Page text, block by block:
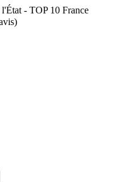
l'État - TOP 10 France